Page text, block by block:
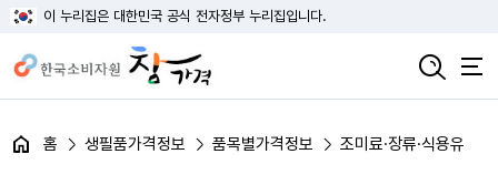
이 누리집은 대한민국 공식 전자정부 누리집입니다.
홈 생필품가격정보 품목별가격정보 조미료·장류·식용유